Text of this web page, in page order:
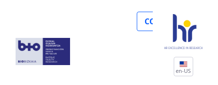
COLLABORATE
en-US